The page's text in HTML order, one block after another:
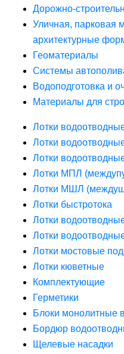
Дорожно-
Уличная, парковая
архитектурные
Геоматериалы
Системы
Водоподготовка и
Материалы для
Лотки
Лотки
Лотки
Лотки МПЛ
Лотки МШЛ
Лотки быстротока
Лотки
Лотки
Лотки мостовые
Лотки кюветные
Комплектующие
Герметики
Блоки монолитные
Бордюр
Щелевые насадки